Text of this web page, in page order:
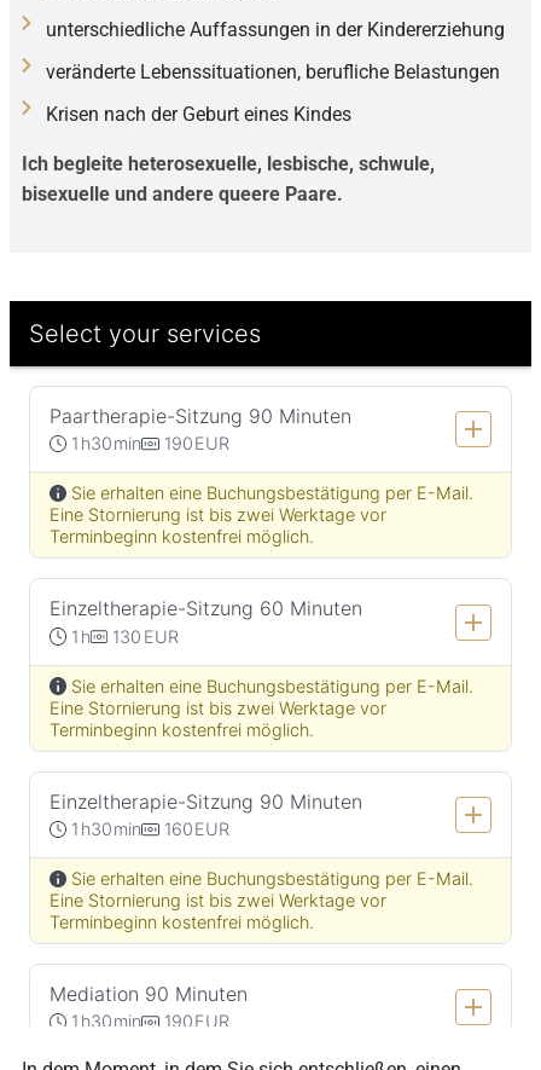
unterschiedliche Auffassungen in der Kindererziehung
veränderte Lebenssituationen, berufliche Belastungen
Krisen nach der Geburt eines Kindes
Ich begleite heterosexuelle, lesbische, schwule,
bisexuelle und andere queere Paare.